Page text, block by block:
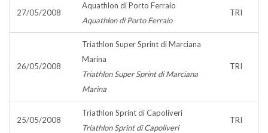
27/05/2008
Aquathlon di Porto Ferraio
Aquathlon di Porto Ferraio
TRI
26/05/2008
Triathlon Super Sprint di Marciana
Marina
Triathlon Super Sprint di Marciana
Marina
TRI
25/05/2008
Triathlon Sprint di Capoliveri
Triathlon Sprint di Capoliveri
TRI